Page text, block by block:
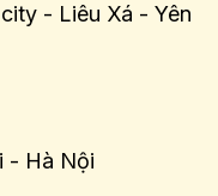
- Liêu Xá - Yên
- Hà Nội